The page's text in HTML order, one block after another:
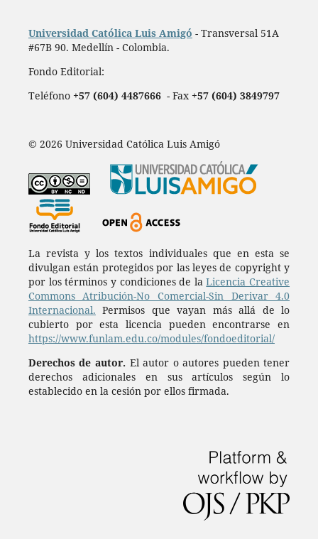
Universidad Católica Luis Amigó - Transversal 51A
#67B 90. Medellín - Colombia.
Fondo Editorial:
Teléfono +57 (604) 4487666- Fax +57 (604) 3849797
© 2026 Universidad Católica Luis Amigó
La revista y los textos individuales que en esta se
divulgan están protegidos por las leyes de copyright y
por los términos y condiciones de laLicencia Creative
Commons Atribución-No Comercial-Sin Derivar 4.0
Internacional. Permisos que vayan más allá de lo
cubierto por esta licencia pueden encontrarse en
https://www.funlam.edu.co/modules/fondoeditorial/
Derechos de autor. El autor o autores pueden tener
derechos adicionales en sus artículos según lo
establecido en la cesión por ellos firmada.